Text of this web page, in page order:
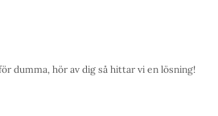
dumma, hör av dig så hittar vi en lösning!